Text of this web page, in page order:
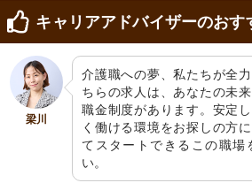
共有スペース
ゆったりとした空間で光が差し込む和
室です。心地よい環境で心を落ち着か
せられる場所です。
共有スペ
色とりどり
間を演出
を添えてい
キャリアアドバイザーのおす
梁川
介護職への夢、私たちが全
ちらの求人は、あなたの未
職金制度があります。安定
く働ける環境をお探しの方
てスタートできるこの職場
い。